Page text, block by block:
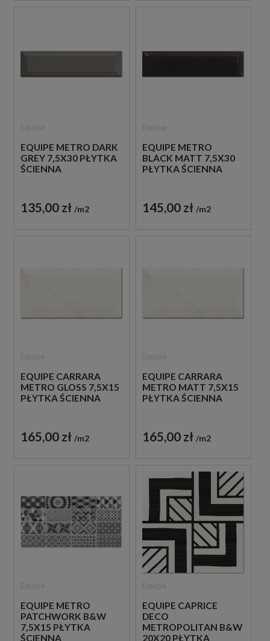
EQUIPE METRO DARK
GREY 7,5X30 PŁYTKA
ŚCIENNA
135,00 zł m2
EQUIPE METRO
BLACK MATT 7,5X30
PŁYTKA ŚCIENNA
145,00 zł m2
EQUIPE CARRARA
METRO GLOSS 7,5X15
PŁYTKA ŚCIENNA
165,00 zł m2
EQUIPE CARRARA
METRO MATT 7,5X15
PŁYTKA ŚCIENNA
165,00 zł m2
EQUIPE METRO
PATCHWORK B&W
7,5X15 PŁYTKA
ŚCIENNA
EQUIPE CAPRICE
DECO
METROPOLITAN B&W
20X20 PŁYTKA